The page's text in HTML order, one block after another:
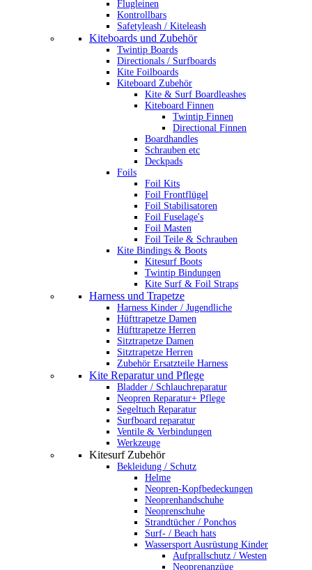
Flugleinen
Kontrollbars
Safetyleash / Kiteleash
Kiteboards und Zubehör
Twintip Boards
Directionals / Surfboards
Kite Foilboards
Kiteboard Zubehör
Kite & Surf Boardleashes
Kiteboard Finnen
Twintip Finnen
Directional Finnen
Boardhandles
Schrauben etc
Deckpads
Foils
Foil Kits
Foil Frontflügel
Foil Stabilisatoren
Foil Fuselage's
Foil Masten
Foil Teile & Schrauben
Kite Bindings & Boots
Kitesurf Boots
Twintip Bindungen
Kite Surf & Foil Straps
Harness und Trapetze
Harness Kinder / Jugendliche
Hüfttrapetze Damen
Hüfttrapetze Herren
Sitztrapetze Damen
Sitztrapetze Herren
Zubehör Ersatzteile Harness
Kite Reparatur und Pflege
Bladder / Schlauchreparatur
Neopren Reparatur+ Pflege
Segeltuch Reparatur
Surfboard reparatur
Ventile & Verbindungen
Werkzeuge
Kitesurf Zubehör
Bekleidung / Schutz
Helme
Neopren-Kopfbedeckungen
Neoprenhandschuhe
Neoprenschuhe
Strandtücher / Ponchos
Surf- / Beach hats
Wassersport Ausrüstung Kinder
Aufprallschutz / Westen
Neoprenanzüge